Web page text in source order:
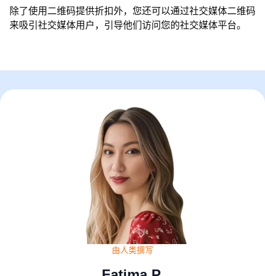
除了使用二维码提供折扣外，您还可以通过社交媒体二维码
来吸引社交媒体用户，引导他们访问您的社交媒体平台。
由人类撰写